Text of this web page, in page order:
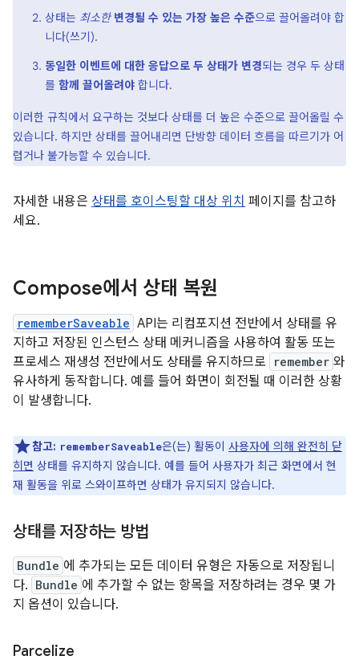
상태는 최소한 변경될 수 있는 가장 높은 수준으로 끌어올려야 합
니다(쓰기).
동일한 이벤트에 대한 응답으로 두 상태가 변경되는 경우 두 상태
를 함께 끌어올려야 합니다.
이러한 규칙에서 요구하는 것보다 상태를 더 높은 수준으로 끌어올릴 수
있습니다. 하지만 상태를 끌어내리면 단방향 데이터 흐름을 따르기가 어
렵거나 불가능할 수 있습니다.
자세한 내용은 상태를 호이스팅할 대상 위치 페이지를 참고하
세요.
Compose에서 상태 복원
rememberSaveable API는 리컴포지션 전반에서 상태를 유
지하고 저장된 인스턴스 상태 메커니즘을 사용하여 활동 또는
프로세스 재생성 전반에서도 상태를 유지하므로
remember 와
유사하게 동작합니다. 예를 들어 화면이 회전될 때 이러한 상황
이 발생합니다.
참고: rememberSaveable은(는) 활동이 사용자에 의해 완전히 닫
히면 상태를 유지하지 않습니다. 예를 들어 사용자가 최근 화면에서 현
재 활동을 위로 스와이프하면 상태가 유지되지 않습니다.
상태를 저장하는 방법
Bundle 에 추가되는 모든 데이터 유형은 자동으로 저장됩니
다. Bundle 에 추가할 수 없는 항목을 저장하려는 경우 몇 가
지 옵션이 있습니다.
Parcelize